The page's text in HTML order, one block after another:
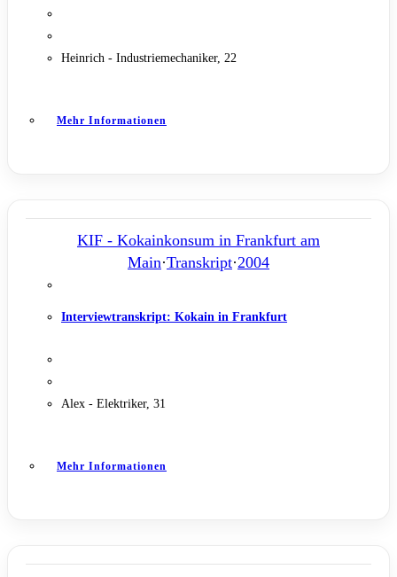
Heinrich - Industriemechaniker, 22
Mehr Informationen
KIF - Kokainkonsum in Frankfurt am
Main·Transkript·2004
Interviewtranskript: Kokain in Frankfurt
Alex - Elektriker, 31
Mehr Informationen